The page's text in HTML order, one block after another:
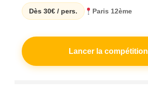
Dès 30€ / pers. Paris 12ème
Lancer la compétition